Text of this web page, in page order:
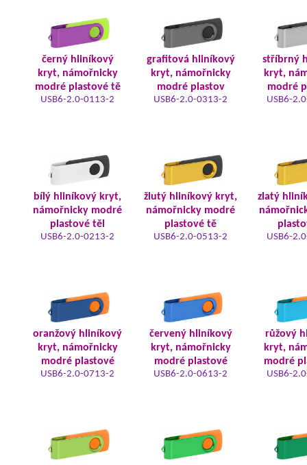
černý hliníkový
kryt, námořnicky
modré plastové tě
USB6-2.0-0113-2
grafitová hliníkový
kryt, námořnicky
modré plastov
USB6-2.0-0313-2
stříbrný
kryt,
modré
USB6-
bílý hliníkový kryt,
námořnicky modré
plastové těl
USB6-2.0-0213-2
žlutý hliníkový kryt,
námořnicky modré
plastové tě
USB6-2.0-0513-2
zlatý
USB6-
oranžový hliníkový
kryt, námořnicky
modré plastové
USB6-2.0-0713-2
červený hliníkový
kryt, námořnicky
modré plastové
USB6-2.0-0613-2
růžový
kryt,
modré
USB6-